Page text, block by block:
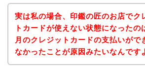
実は私の場合、印鑑の匠のお店でク
トカードが使えない状態になったの
月のクレジットカードの支払いがで
なかったことが原因みたいなんです